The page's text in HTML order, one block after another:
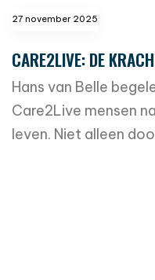
27 november 2025
CARE2LIVE: DE
Hans van Belle
Care2Live mensen
leven. Niet alleen